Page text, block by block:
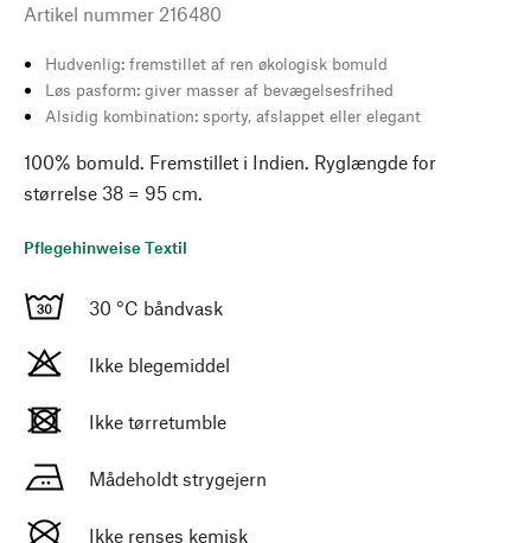
Artikel nummer 216480
Hudvenlig: fremstillet af ren økologisk bomuld
Løs pasform: giver masser af bevægelsesfrihed
Alsidig kombination: sporty, afslappet eller elegant
100% bomuld. Fremstillet i Indien. Ryglængde for
størrelse 38 = 95 cm.
Pflegehinweise Textil
30 °C båndvask
Ikke blegemiddel
Ikke tørretumble
Mådeholdt strygejern
Ikke renses kemisk